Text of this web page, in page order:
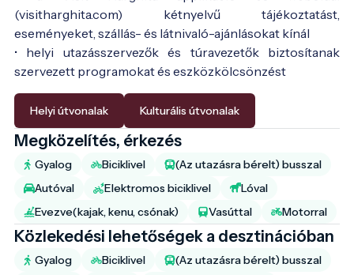
(visitharghita.com) kétnyelvű tájékoztatást,
eseményeket, szállás- és látnivaló-ajánlásokat kínál
• helyi utazásszervezők és túravezetők biztosítanak
szervezett programokat és eszközkölcsönzést
Helyi útvonalak Kulturális útvonalak
Megközelítés, érkezés
Gyalog Biciklivel
(Az utazásra bérelt) busszal
Autóval
Elektromos biciklivel
Lóval
Evezve(kajak, kenu, csónak)
Vasúttal Motorral
Közlekedési lehetőségek a desztinációban
Gyalog Biciklivel
(Az utazásra bérelt) busszal